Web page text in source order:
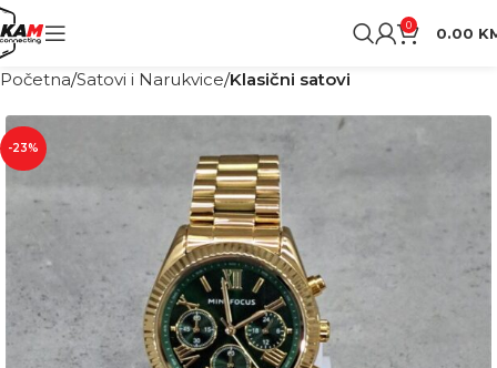
0 0.00
Početna Satovi i Narukvice Klasični satovi
-23%